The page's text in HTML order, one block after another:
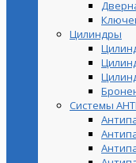
Цилиндры
Системы